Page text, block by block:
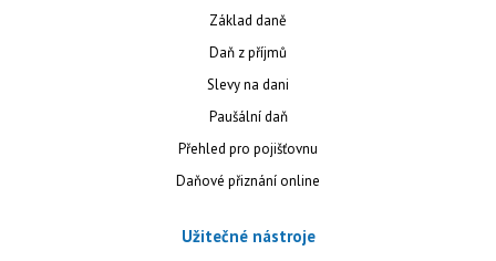
Základ daně
Daň z příjmů
Slevy na dani
Paušální daň
Přehled pro pojišťovnu
Daňové přiznání online
Užitečné nástroje